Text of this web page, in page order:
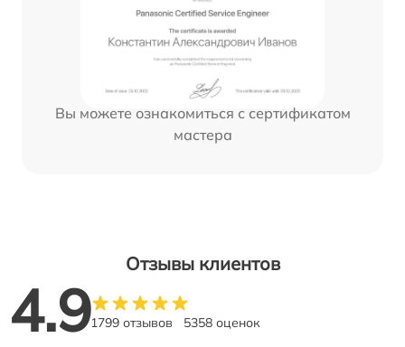
Вы можете ознакомиться с сертификатом
мастера
Отзывы клиентов
4.91799 отзывов 5358 оценок